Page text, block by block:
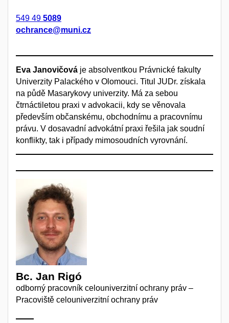
549 49 5089
ochrance@muni.cz
Eva Janovičová je absolventkou Právnické fakulty
Univerzity Palackého v Olomouci. Titul JUDr. získala
na půdě Masarykovy univerzity. Má za sebou
čtrnáctiletou praxi v advokacii, kdy se věnovala
především občanskému, obchodnímu a pracovnímu
právu. V dosavadní advokátní praxi řešila jak soudní
konflikty, tak i případy mimosoudních vyrovnání.
Bc. Jan Rigó
odborný pracovník celouniverzitní ochrany práv –
Pracoviště celouniverzitní ochrany práv